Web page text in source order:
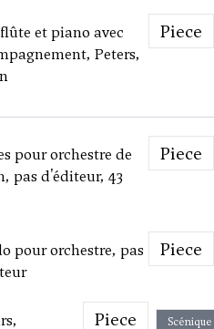
et piano avec
Peters,
Piece
pour orchestre de
pas d'éditeur, 43
Piece
pour orchestre, pas
Piece
Piece Scénique